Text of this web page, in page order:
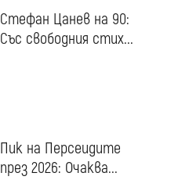
Стефан Цанев на 90:
Със свободния стих...
Пик на Персеидите
през 2026: Очаква...